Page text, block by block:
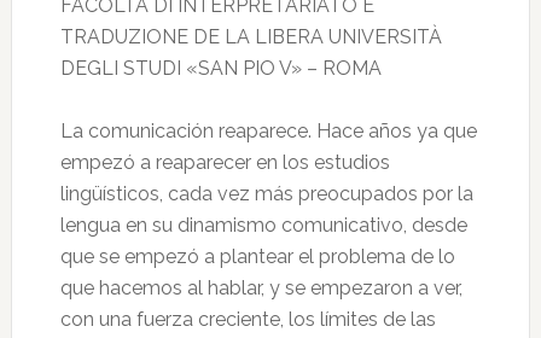
FACOLTÀ DI INTERPRETARIATO E
TRADUZIONE DE LA LIBERA UNIVERSITÀ
DEGLI STUDI «SAN PIO V» – ROMA
La comunicación reaparece. Hace años ya que
empezó a reaparecer en los estudios
lingüísticos, cada vez más preocupados por la
lengua en su dinamismo comunicativo, desde
que se empezó a plantear el problema de lo
que hacemos al hablar, y se empezaron a ver,
con una fuerza creciente, los límites de las